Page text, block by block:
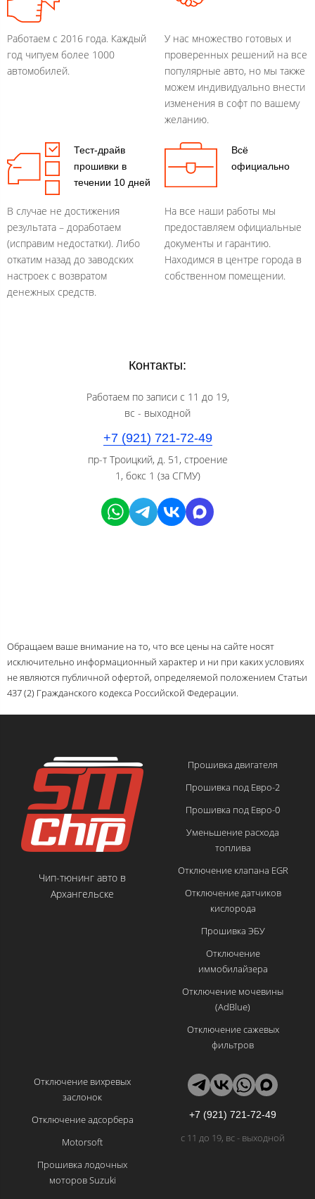
Работаем с 2016 года. Каждый
год чипуем более 1000
автомобилей.
У нас множество готовых и
проверенных решений на все
популярные авто, но мы также
можем индивидуально внести
изменения в софт по вашему
желанию.
Тест-драйв
прошивки в
течении 10 дней
В случае не достижения
результата – доработаем
(исправим недостатки). Либо
откатим назад до заводских
настроек с возвратом
денежных средств.
Всё
официально
На все наши работы мы
предоставляем официальные
документы и гарантию.
Находимся в центре города в
собственном помещении.
Контакты:
Работаем по записи с 11 до 19,
вс - выходной
+7 (921) 721-72-49
пр-т Троицкий, д. 51, строение
1, бокс 1 (за СГМУ)
Обращаем ваше внимание на то, что все цены на сайте носят
исключительно информационный характер и ни при каких условиях
не являются публичной офертой, определяемой положением Статьи
437 (2) Гражданского кодекса Российской Федерации.
Чип-тюнинг авто в
Архангельске
Прошивка двигателя
Прошивка под Евро-2
Прошивка под Евро-0
Уменьшение расхода
топлива
Отключение клапана EGR
Отключение датчиков
кислорода
Прошивка ЭБУ
Отключение
иммобилайзера
Отключение мочевины
(AdBlue)
Отключение сажевых
фильтров
Отключение вихревых
заслонок
Отключение адсорбера
Motorsoft
Прошивка лодочных
моторов Suzuki
+7 (921) 721-72-49
с 11 до 19, вс - выходной